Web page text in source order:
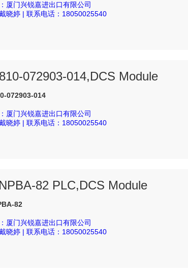
厦门兴锐嘉进出口有限公司
晓婷 | 联系电话：18050025540
072903-014,DCS Module
072903-014
厦门兴锐嘉进出口有限公司
晓婷 | 联系电话：18050025540
82 PLC,DCS Module
82
厦门兴锐嘉进出口有限公司
晓婷 | 联系电话：18050025540